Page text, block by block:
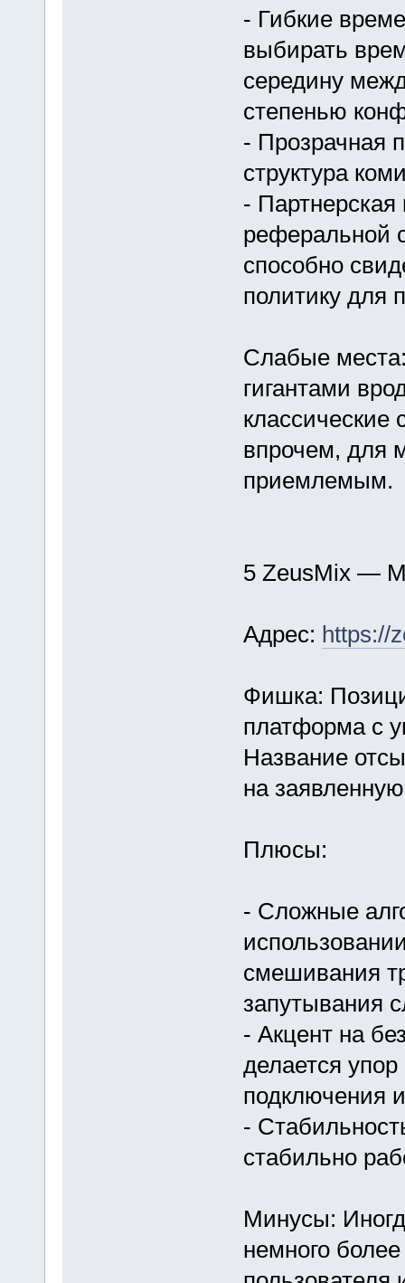
- Гибкие
выбирать
середину
степенью
- Прозрачная
структура
-
реферальной
способно
политику для
Слабые
гигантами
впрочем, для
приемлемым.
5 ZeusMix —
Адрес: https://
Фишка:
платформа с
Название
на
Плюсы:
- Сложные
смешивания
запутывания
- Акцент на
делается
подключения
-
стабильно
Минусы:
немного